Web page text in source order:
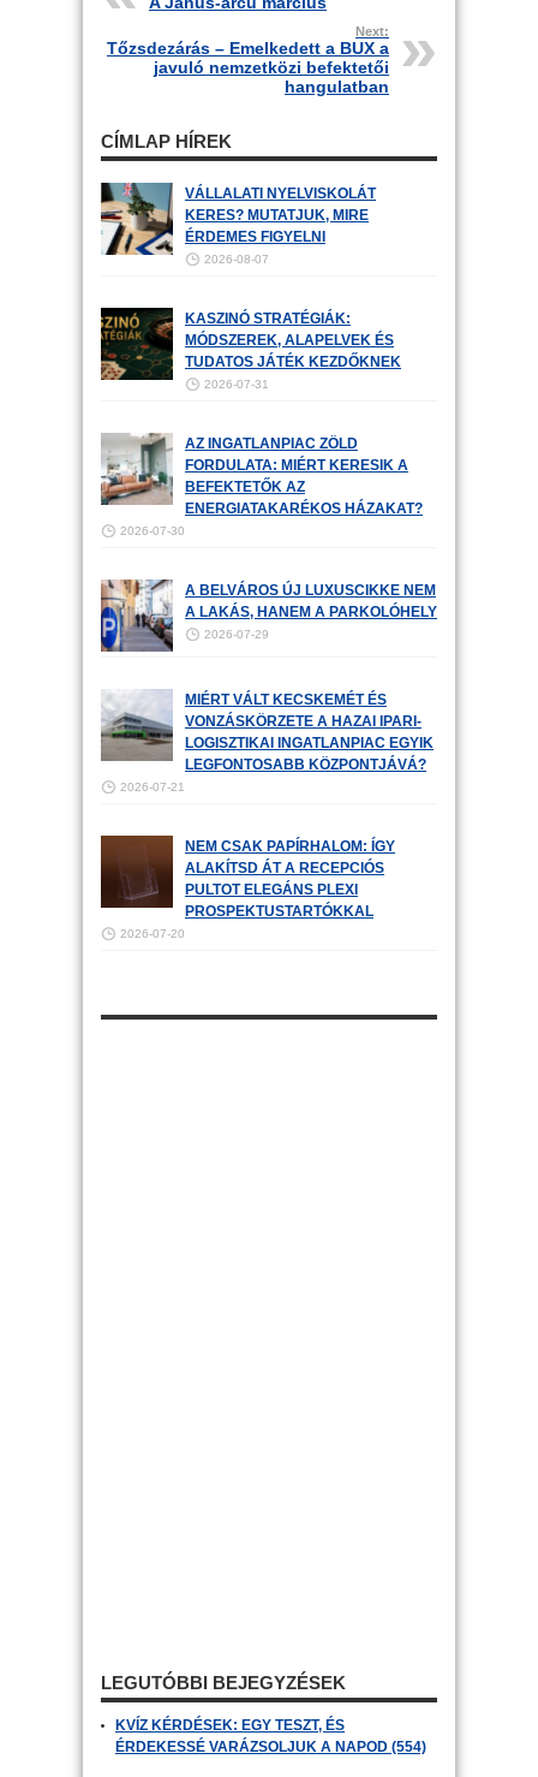
Next:
Tőzsdezárás – Emelkedett a BUX a
javuló nemzetközi befektetői
hangulatban
CÍMLAP HÍREK
VÁLLALATI NYELVISKOLÁT
KERES? MUTATJUK, MIRE
ÉRDEMES FIGYELNI
2026-08-07
KASZINÓ STRATÉGIÁK:
MÓDSZEREK, ALAPELVEK ÉS
TUDATOS JÁTÉK KEZDŐKNEK
2026-07-31
AZ INGATLANPIAC ZÖLD
FORDULATA: MIÉRT KERESIK A
BEFEKTETŐK AZ
ENERGIATAKARÉKOS HÁZAKAT?
2026-07-30
A BELVÁROS ÚJ LUXUSCIKKE NEM
A LAKÁS, HANEM A PARKOLÓHELY
2026-07-29
MIÉRT VÁLT KECSKEMÉT ÉS
VONZÁSKÖRZETE A HAZAI IPARI-
LOGISZTIKAI INGATLANPIAC EGYIK
LEGFONTOSABB KÖZPONTJÁVÁ?
2026-07-21
NEM CSAK PAPÍRHALOM: ÍGY
ALAKÍTSD ÁT A RECEPCIÓS
PULTOT ELEGÁNS PLEXI
PROSPEKTUSTARTÓKKAL
2026-07-20
LEGUTÓBBI BEJEGYZÉSEK
KVÍZ KÉRDÉSEK: EGY TESZT, ÉS
ÉRDEKESSÉ VARÁZSOLJUK A NAPOD (554)